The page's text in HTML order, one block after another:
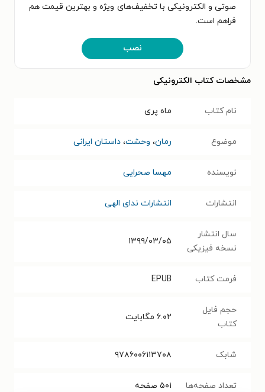
صوتی و الکترونیکی با تخفیف‌های ویژه و بهترین قیمت هم
فراهم است.
نصب
مشخصات کتاب الکترونیکی
نام کتاب ماه پری
موضوع رمان، وحشت، داستان ایرانی
نویسنده مهسا صحرایی
انتشارات انتشارات ندای الهی
سال انتشار
نسخه فیزیکی
۱۳۹۹/۰۳/۰۵
فرمت کتاب EPUB
حجم فایل
کتاب
۶.۰۲ مگابایت
شابک ۹۷۸۶۰۰۶۱۱۳۷۰۸
تعداد صفحه‌ها ۵۰۱ صفحه